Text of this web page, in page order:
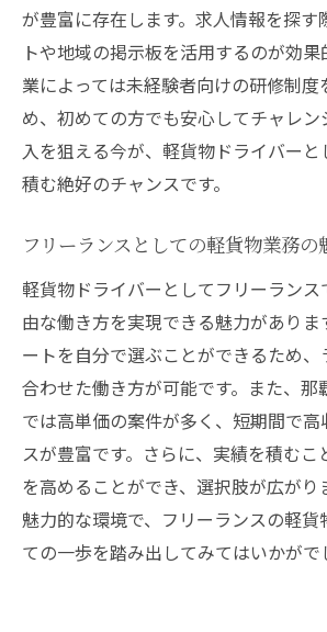
が豊富に存在します。求人情報を探す
トや地域の掲示板を活用するのが効
業によっては未経験者向けの研修制度
め、初めての方でも安心してチャレン
入を狙える今が、軽貨物ドライバー
積む絶好のチャンスです。
フリーランスとしての軽貨物業務の
軽貨物ドライバーとしてフリーランス
由な働き方を実現できる魅力がありま
ートを自分で選ぶことができるため
合わせた働き方が可能です。また、那
では高単価の案件が多く、短期間で
スが豊富です。さらに、実績を積むこ
を高めることができ、選択肢が広がり
魅力的な環境で、フリーランスの軽貨
ての一歩を踏み出してみてはいかがで